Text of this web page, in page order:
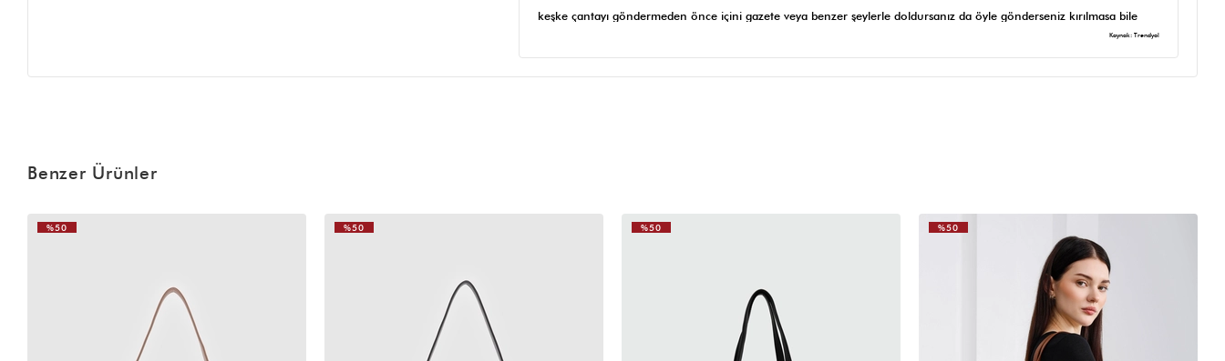
keşke çantayı göndermeden önce içini gazete veya benzer şeylerle doldursanız da öyle gönderseniz kırılmasa bile
Kaynak: Trendyol
Benzer Ürünler
%50
%50 %50 %50